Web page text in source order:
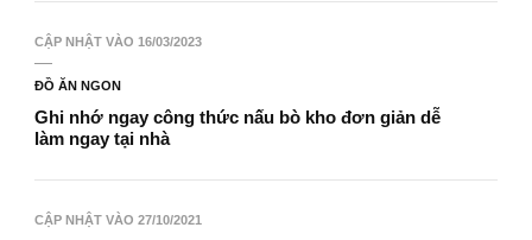
CẬP NHẬT VÀO 16/03/2023
ĐỒ ĂN NGON
Ghi nhớ ngay công thức nấu bò kho đơn giản dễ
làm ngay tại nhà
CẬP NHẬT VÀO 27/10/2021